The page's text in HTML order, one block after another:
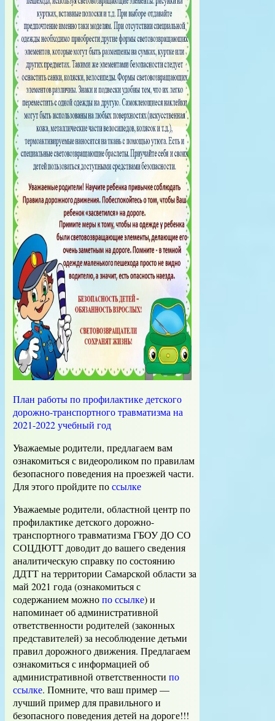
План работы по профилактике детского
дорожно-транспортного травматизма на
2021-2022 учебный год
Уважаемые родители, предлагаем вам
ознакомиться с видеороликом по правилам
безопасного поведения на проезжей части.
Для этого пройдите поссылке
Уважаемые родители, областной центр по
профилактике детского дорожно-
транспортного травматизма ГБОУ ДО СО
СОЦДЮТТ доводит до вашего сведения
аналитическую справку по состоянию
ДДТТ на территории Самарской области за
май 2021 года (ознакомиться с
содержанием можнопо ссылке) и
напоминает об административной
ответственности родителей (законных
представителей) за несоблюдение детьми
правил дорожного движения. Предлагаем
ознакомиться с информацией об
административной ответственности по
ссылке. Помните, что ваш пример —
лучший пример для правильного и
безопасного поведения детей на дороге!!!